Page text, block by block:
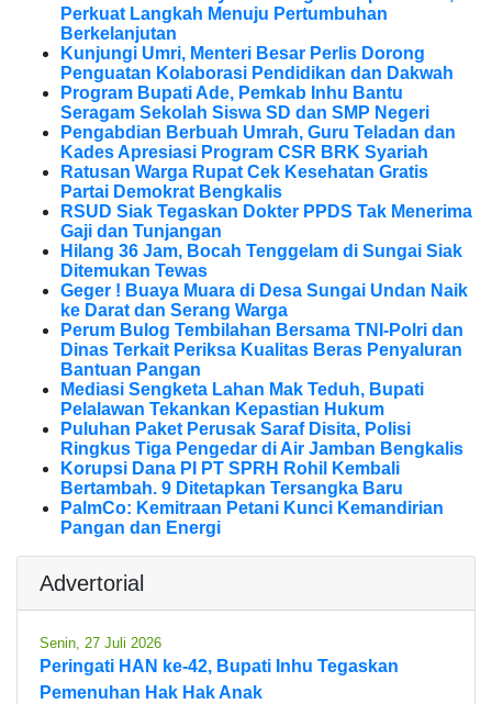
Perkuat Langkah Menuju Pertumbuhan
Berkelanjutan
Kunjungi Umri, Menteri Besar Perlis Dorong
Penguatan Kolaborasi Pendidikan dan Dakwah
Program Bupati Ade, Pemkab Inhu Bantu
Seragam Sekolah Siswa SD dan SMP Negeri
Pengabdian Berbuah Umrah, Guru Teladan dan
Kades Apresiasi Program CSR BRK Syariah
Ratusan Warga Rupat Cek Kesehatan Gratis
Partai Demokrat Bengkalis
RSUD Siak Tegaskan Dokter PPDS Tak Menerima
Gaji dan Tunjangan
Hilang 36 Jam, Bocah Tenggelam di Sungai Siak
Ditemukan Tewas
Geger ! Buaya Muara di Desa Sungai Undan Naik
ke Darat dan Serang Warga
Perum Bulog Tembilahan Bersama TNI-Polri dan
Dinas Terkait Periksa Kualitas Beras Penyaluran
Bantuan Pangan
Mediasi Sengketa Lahan Mak Teduh, Bupati
Pelalawan Tekankan Kepastian Hukum
Puluhan Paket Perusak Saraf Disita, Polisi
Ringkus Tiga Pengedar di Air Jamban Bengkalis
Korupsi Dana PI PT SPRH Rohil Kembali
Bertambah. 9 Ditetapkan Tersangka Baru
PalmCo: Kemitraan Petani Kunci Kemandirian
Pangan dan Energi
Advertorial
Senin, 27 Juli 2026
Peringati HAN ke-42, Bupati Inhu Tegaskan
Pemenuhan Hak Hak Anak